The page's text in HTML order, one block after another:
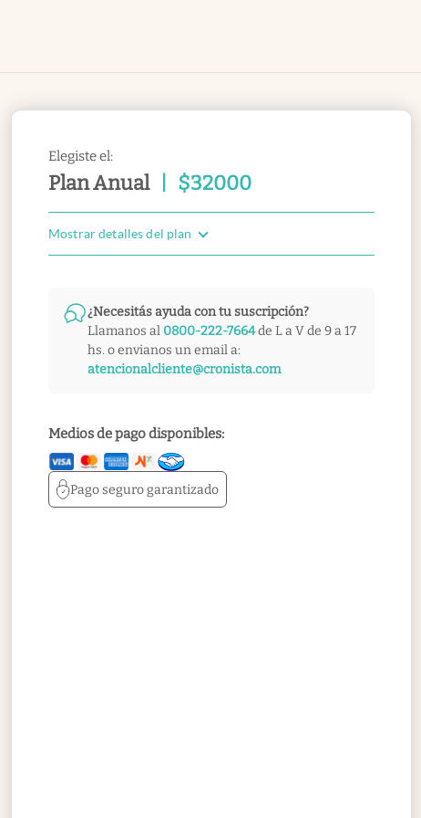
Elegiste el:
Plan Anual $32000
Mostrar detalles del plan
¿Necesitás ayuda con tu suscripción?
Llamanos al 0800-222-7664de L a V de 9 a 17
hs. o envianos un email a:
atencionalcliente@cronista.com
Medios de pago disponibles:
Pago segurogarantizado